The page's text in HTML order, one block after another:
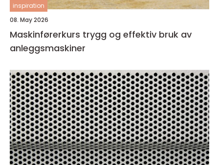
inspiration
08. May 2026
Maskinførerkurs trygg og effektiv bruk av
anleggsmaskiner